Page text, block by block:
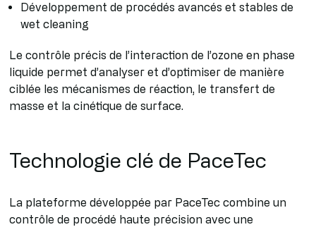
Développement de procédés avancés et stables de
wet cleaning
Le contrôle précis de l’interaction de l’ozone en phase
liquide permet d’analyser et d’optimiser de manière
ciblée les mécanismes de réaction, le transfert de
masse et la cinétique de surface.
Technologie clé de PaceTec
La plateforme développée par PaceTec combine un
contrôle de procédé haute précision avec une